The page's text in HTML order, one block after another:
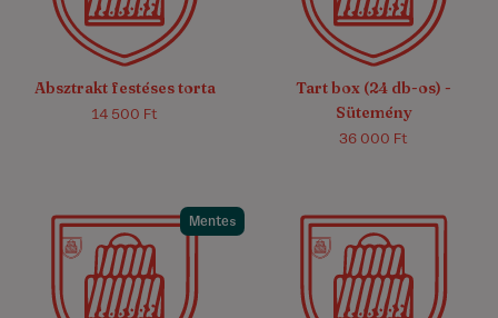
Absztrakt festéses torta
14 500 Ft
Tart box (24 db-os) -
Sütemény
36 000 Ft
Mentes
4.3/5 (6) 5.0/5 (4)